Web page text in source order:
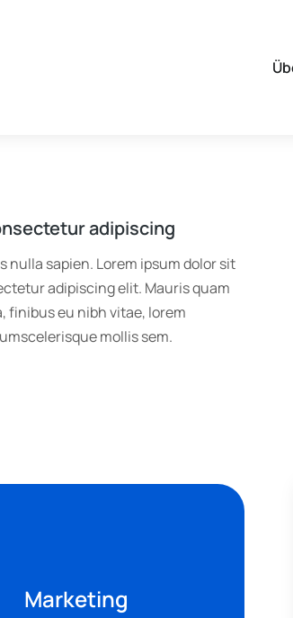
adipiscing
nulla sapien. Lorem ipsum dolor sit
adipiscing elit. Mauris quam
finibus eu nibh vitae, lorem
mollis sem.
Marketing